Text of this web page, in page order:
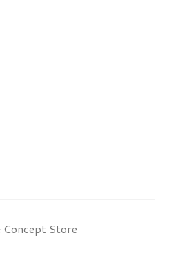
Store